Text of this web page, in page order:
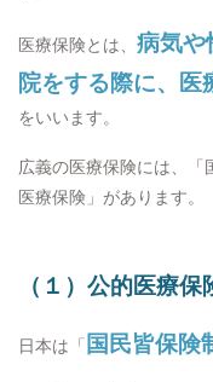
医療保険とは、 病気や
院をする際に、医
をいいます。
広義の医療保険には、「
医療保険」があります。
（１）公的医療保
日本は「国民皆保険